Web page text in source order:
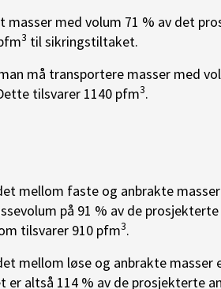
masser med volum 71 % av det
3 til sikringstiltaket.
må transportere masser med
tilsvarer 1140 pfm3.
mellom faste og anbrakte masser
på 91 % av de
tilsvarer 910 pfm3.
mellom løse og anbrakte masser
er altså 114 % av de prosjekterte